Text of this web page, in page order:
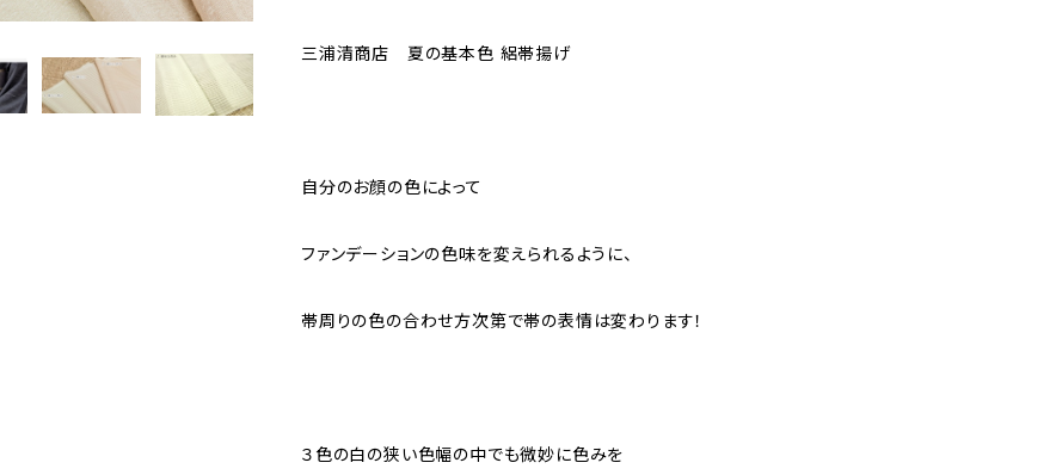
三浦清商店 夏の基本色 絽帯揚げ
自分のお顔の色によって
ファンデーションの色味を変えられるように、
帯周りの色の合わせ方次第で帯の表情は変わります！
３色の白の狭い色幅の中でも微妙に色みを